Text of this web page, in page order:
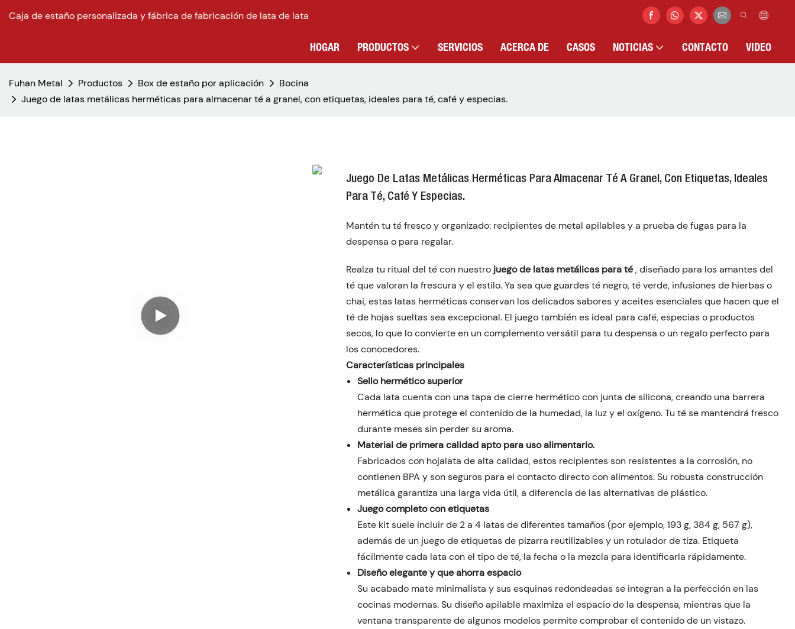
Caja de estaño personalizada y fábrica de fabricación de lata de lata
HOGAR PRODUCTOS SERVICIOS ACERCA DE CASOS NOTICIAS CONTACTO VIDEO
Fuhan Metal Productos Box de estaño por aplicación
Bocina
Juego de latas metálicas herméticas para almacenar té a granel, con etiquetas, ideales para té, café y especias.
Juego De Latas Metálicas Herméticas Para Almacenar Té A Granel, Con Etiquetas, Ideales
Para Té, Café Y Especias.
Mantén tu té fresco y organizado: recipientes de metal apilables y a prueba de fugas para la
despensa o para regalar.
Realza tu ritual del té con nuestro juego de latas metálicas para té, diseñado para los amantes del
té que valoran la frescura y el estilo. Ya sea que guardes té negro, té verde, infusiones de hierbas o
chai, estas latas herméticas conservan los delicados sabores y aceites esenciales que hacen que el
té de hojas sueltas sea excepcional. El juego también es ideal para café, especias o productos
secos, lo que lo convierte en un complemento versátil para tu despensa o un regalo perfecto para
los conocedores.
Características principales
Sello hermético superior
Cada lata cuenta con una tapa de cierre hermético con junta de silicona, creando una barrera
hermética que protege el contenido de la humedad, la luz y el oxígeno. Tu té se mantendrá fresco
durante meses sin perder su aroma.
Material de primera calidad apto para uso alimentario.
Fabricados con hojalata de alta calidad, estos recipientes son resistentes a la corrosión, no
contienen BPA y son seguros para el contacto directo con alimentos. Su robusta construcción
metálica garantiza una larga vida útil, a diferencia de las alternativas de plástico.
Juego completo con etiquetas
Este kit suele incluir de 2 a 4 latas de diferentes tamaños (por ejemplo, 193 g, 384 g, 567 g),
además de un juego de etiquetas de pizarra reutilizables y un rotulador de tiza. Etiqueta
fácilmente cada lata con el tipo de té, la fecha o la mezcla para identificarla rápidamente.
Diseño elegante y que ahorra espacio
Su acabado mate minimalista y sus esquinas redondeadas se integran a la perfección en las
cocinas modernas. Su diseño apilable maximiza el espacio de la despensa, mientras que la
ventana transparente de algunos modelos permite comprobar el contenido de un vistazo.